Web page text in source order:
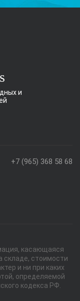
и
+7 (965) 368 58 68
касающаяся
складе, стоимости
и ни при каких
определяемой
кодекса РФ.